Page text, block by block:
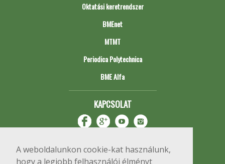
A weboldalunkon cookie-kat használunk,
hogy a legjobb felhasználói élményt
Oktatási keretrendszer
BMEnet
MTMT
Periodica Polytechnica
BME Alfa
KAPCSOLAT